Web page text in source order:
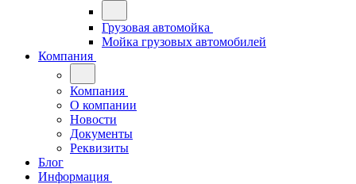
Грузовая автомойка
Мойка грузовых автомобилей
Компания
Компания
О компании
Новости
Документы
Реквизиты
Блог
Информация